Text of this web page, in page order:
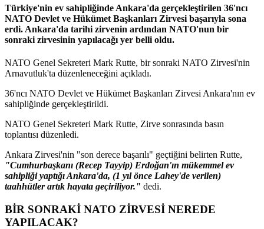
Türkiye'nin ev sahipliğinde Ankara'da gerçekleştirilen 36'ncı
NATO Devlet ve Hükümet Başkanları Zirvesi başarıyla sona
erdi. Ankara'da tarihi zirvenin ardından NATO'nun bir
sonraki zirvesinin yapılacağı yer belli oldu.
NATO Genel Sekreteri Mark Rutte, bir sonraki NATO Zirvesi'nin
Arnavutluk'ta düzenleneceğini açıkladı.
36'ncı NATO Devlet ve Hükümet Başkanları Zirvesi Ankara'nın ev
sahipliğinde gerçekleştirildi.
NATO Genel Sekreteri Mark Rutte, Zirve sonrasında basın
toplantısı düzenledi.
Ankara Zirvesi'nin "son derece başarılı" geçtiğini belirten Rutte,
"Cumhurbaşkanı (Recep Tayyip) Erdoğan'ın mükemmel ev
sahipliği yaptığı Ankara'da, (1 yıl önce Lahey'de verilen)
taahhütler artık hayata geçiriliyor." dedi.
BİR SONRAKİ NATO ZİRVESİ NEREDE
YAPILACAK?